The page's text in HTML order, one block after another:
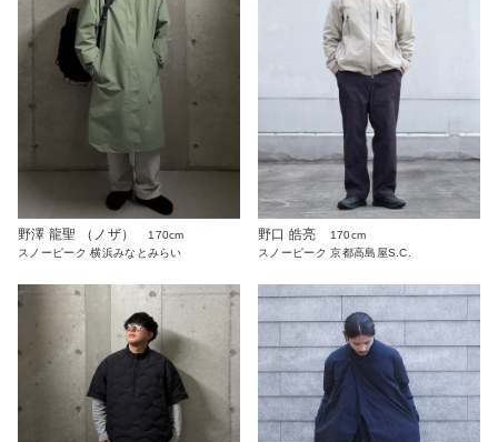
野澤 龍聖 （ノザ）
170cm
スノーピーク 横浜みなとみらい
野口 皓亮
170cm
スノーピーク 京都高島屋S.C.